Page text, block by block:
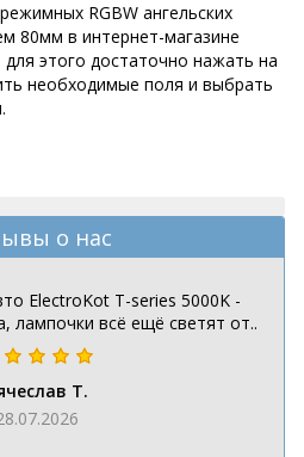
RGBW ангельских
80мм в интернет-магазине
этого достаточно нажать на
необходимые поля и выбрать
о нас
ElectroKot T-series 5000K -
лампочки всё ещё светят от..
Т.